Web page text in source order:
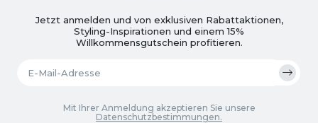
Jetzt anmelden und von exklusiven Rabattaktionen,
Styling-Inspirationen und einem 15%
Willkommensgutschein profitieren.
Mit Ihrer Anmeldung akzeptieren Sie unsere
Datenschutzbestimmungen.